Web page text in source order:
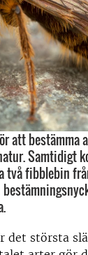
att bestämma
Samtidigt
två fibblebin
det största